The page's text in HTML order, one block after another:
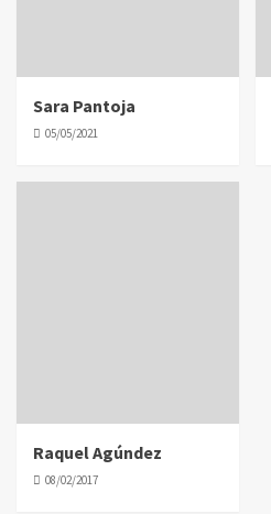
Sara Pantoja
05/05/2021
Raquel Agúndez
08/02/2017